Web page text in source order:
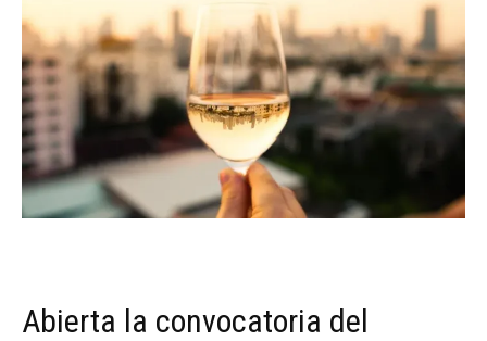
Abierta la convocatoria del